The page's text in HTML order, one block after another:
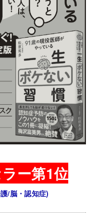
ー第1位
/脳・認知症)